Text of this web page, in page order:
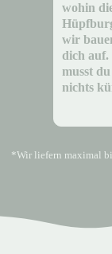
wohin
wir
dich auf.
musst
nichts
*Wir liefern maximal